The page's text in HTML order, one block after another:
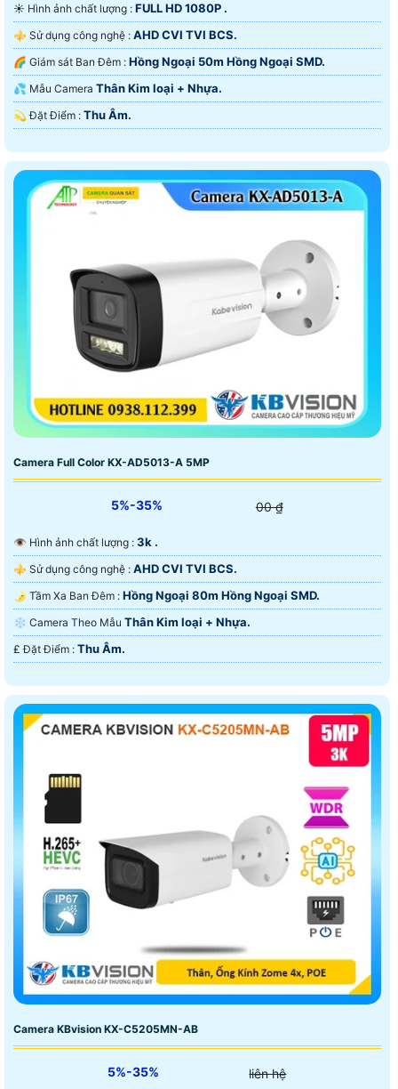
☀️ Hình ảnh chất lượng : FULL HD 1080P .
⚜️ Sử dụng công nghệ : AHD CVI TVI BCS.
🌈 Giám sát Ban Đêm : Hồng Ngoại 50m Hồng Ngoại SMD.
💦 Mẫu Camera Thân Kim loại + Nhựa.
️💫 Đặt Điểm : Thu Âm.
Camera Full Color KX-AD5013-A 5MP
5%-35% 00 ₫
👁 Hình ảnh chất lượng : 3k .
⚜️ Sử dụng công nghệ : AHD CVI TVI BCS.
🌛 Tầm Xa Ban Đêm : Hồng Ngoại 80m Hồng Ngoại SMD.
❄ Camera Theo Mẫu Thân Kim loại + Nhựa.
️₤ Đặt Điểm : Thu Âm.
Camera KBvision KX-C5205MN-AB
5%-35% liên hệ